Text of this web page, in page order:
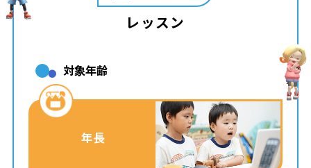
レッスン
対象年齢
年長